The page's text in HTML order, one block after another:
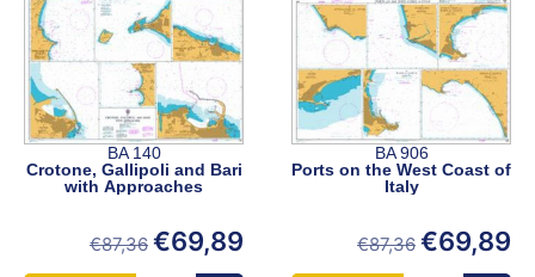
BA 140
Crotone, Gallipoli and Bari
with Approaches
€87,36 €69,89
BA 906
Ports on the West Coast of
Italy
€87,36 €69,89